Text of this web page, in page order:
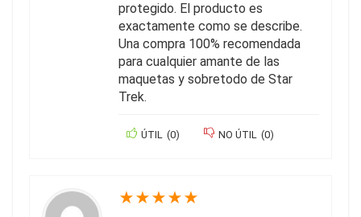
protegido. El producto es
exactamente como se describe.
Una compra 100% recomendada
para cualquier amante de las
maquetas y sobretodo de Star
Trek.
ÚTIL (0) NO ÚTIL (0)
★★★★★